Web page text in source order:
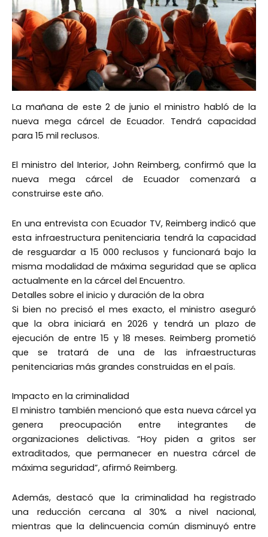
La mañana de este 2 de junio el ministro habló de la
nueva mega cárcel de Ecuador. Tendrá capacidad
para 15 mil reclusos.
El ministro del Interior, John Reimberg, confirmó que la
nueva mega cárcel de Ecuador comenzará a
construirse este año.
En una entrevista con Ecuador TV, Reimberg indicó que
esta infraestructura penitenciaria tendrá la capacidad
de resguardar a 15 000 reclusos y funcionará bajo la
misma modalidad de máxima seguridad que se aplica
actualmente en la cárcel del Encuentro.
Detalles sobre el inicio y duración de la obra
Si bien no precisó el mes exacto, el ministro aseguró
que la obra iniciará en 2026 y tendrá un plazo de
ejecución de entre 15 y 18 meses. Reimberg prometió
que se tratará de una de las infraestructuras
penitenciarias más grandes construidas en el país.
Impacto en la criminalidad
El ministro también mencionó que esta nueva cárcel ya
genera preocupación entre integrantes de
organizaciones delictivas. “Hoy piden a gritos ser
extraditados, que permanecer en nuestra cárcel de
máxima seguridad”, afirmó Reimberg.
Además, destacó que la criminalidad ha registrado
una reducción cercana al 30% a nivel nacional,
mientras que la delincuencia común disminuyó entre